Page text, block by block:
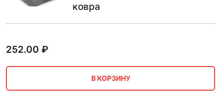
ковра
252.00 ₽
В КОРЗИНУ